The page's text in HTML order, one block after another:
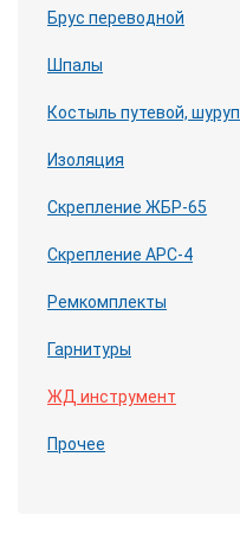
Брус переводной
Шпалы
Костыль путевой, шуруп
Изоляция
Скрепление ЖБР-65
Скрепление АРС-4
Ремкомплекты
Гарнитуры
ЖД инструмент
Прочее